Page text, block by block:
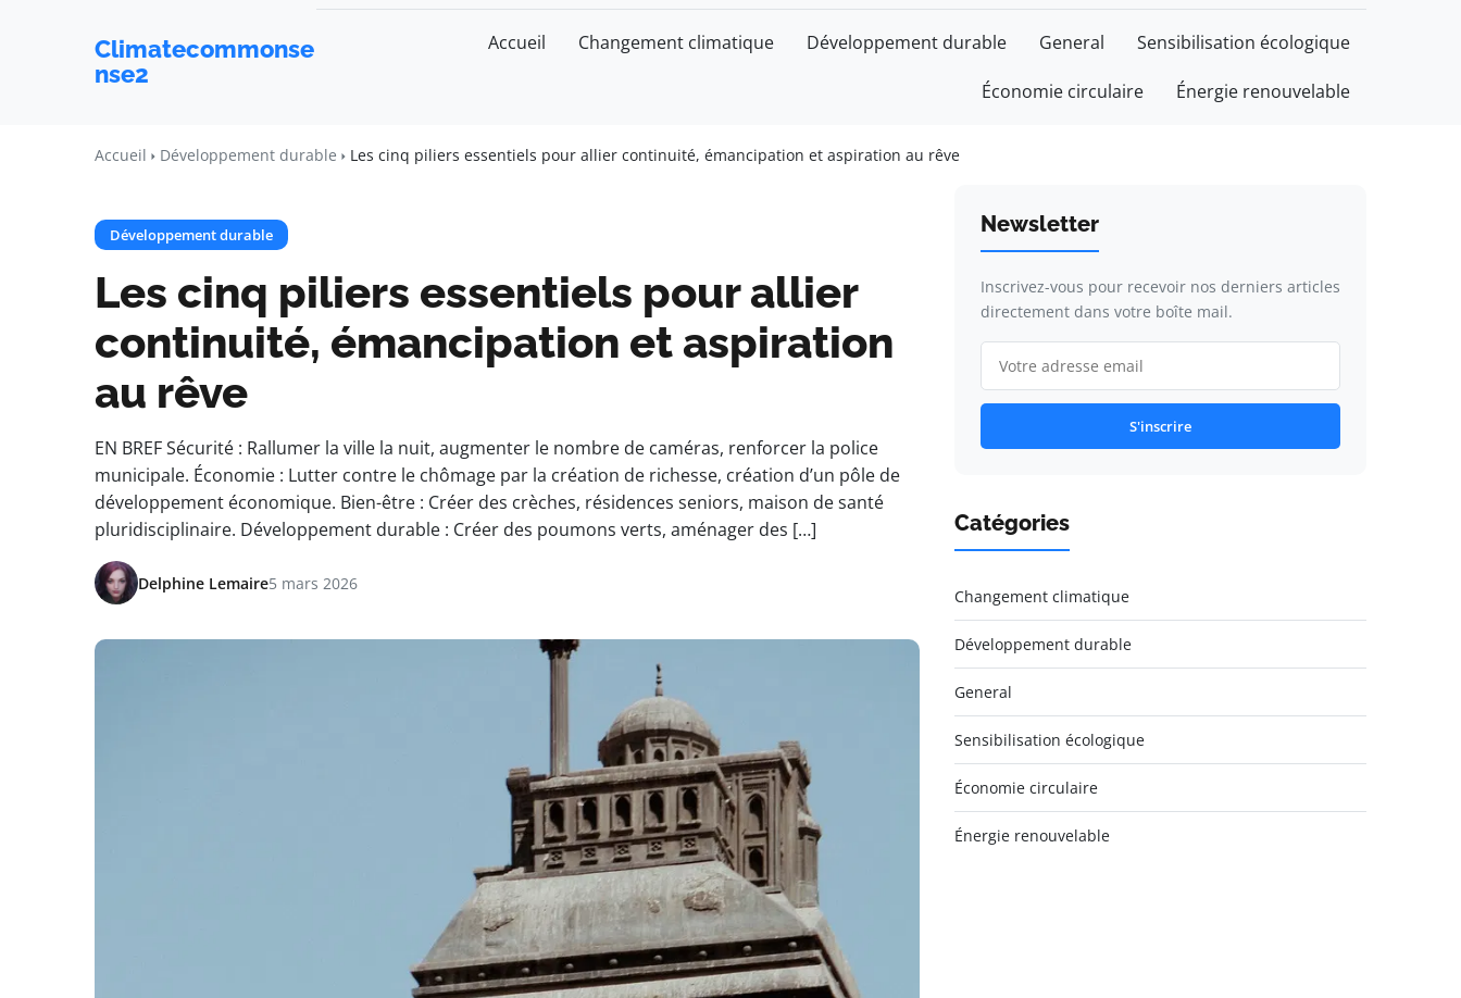
Climatecommonse
nse2
Accueil Changement climatique Développement durable General Sensibilisation écologique
Économie circulaire Énergie renouvelable
Accueil Développement durable Les cinq piliers essentiels pour allier continuité, émancipation et aspiration au rêve
Développement durable
Les cinq piliers essentiels pour allier
continuité, émancipation et aspiration
au rêve
EN BREF Sécurité : Rallumer la ville la nuit, augmenter le nombre de caméras, renforcer la police
municipale. Économie : Lutter contre le chômage par la création de richesse, création d’un pôle de
développement économique. Bien-être : Créer des crèches, résidences seniors, maison de santé
pluridisciplinaire. Développement durable : Créer des poumons verts, aménager des […]
Delphine Lemaire5 mars 2026
Newsletter
Inscrivez-vous pour recevoir nos derniers articles
directement dans votre boîte mail.
S'inscrire
Catégories
Changement climatique
Développement durable
General
Sensibilisation écologique
Économie circulaire
Énergie renouvelable